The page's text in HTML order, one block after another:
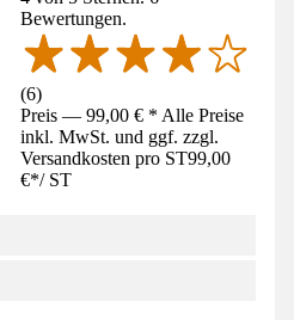
Bewertungen.
(6)
Preis — 99,00 € * Alle Preise
inkl. MwSt. und ggf. zzgl.
Versandkosten pro ST99,00
€*/ ST